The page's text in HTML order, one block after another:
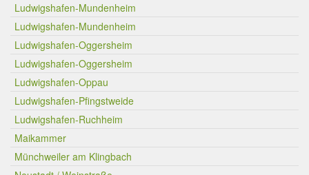
Ludwigshafen-Mundenheim
Ludwigshafen-Mundenheim
Ludwigshafen-Oggersheim
Ludwigshafen-Oggersheim
Ludwigshafen-Oppau
Ludwigshafen-Pfingstweide
Ludwigshafen-Ruchheim
Maikammer
Münchweiler am Klingbach